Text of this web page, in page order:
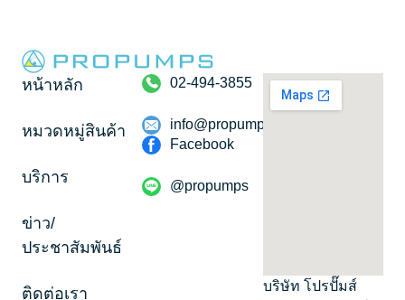
หน้าหลัก
หมวดหมู่สินค้า
บริการ
ข่าว/
ประชาสัมพันธ์
ติดต่อเรา
02-494-3855
info@propumps.co.th
Facebook
@propumps
บริษัท โปรปั๊มส์